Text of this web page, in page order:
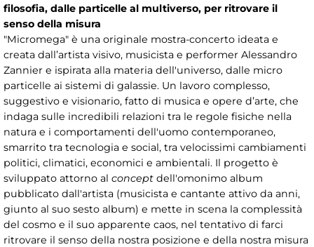
filosofia, dalle particelle al multiverso, per ritrovare il
senso della misura
"Micromega" è una originale mostra-concerto ideata e
creata dall’artista visivo, musicista e performer Alessandro
Zannier e ispirata alla materia dell'universo, dalle micro
particelle ai sistemi di galassie. Un lavoro complesso,
suggestivo e visionario, fatto di musica e opere d’arte, che
indaga sulle incredibili relazioni tra le regole fisiche nella
natura e i comportamenti dell'uomo contemporaneo,
smarrito tra tecnologia e social, tra velocissimi cambiamenti
politici, climatici, economici e ambientali. Il progetto è
sviluppato attorno al concept dell'omonimo album
pubblicato dall'artista (musicista e cantante attivo da anni,
giunto al suo sesto album) e mette in scena la complessità
del cosmo e il suo apparente caos, nel tentativo di farci
ritrovare il senso della nostra posizione e della nostra misura